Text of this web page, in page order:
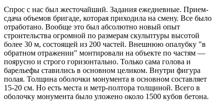
Спрос с нас был жесточайший. Задания ежедневные. Прием-
сдача объемов бригаде, которая приходила на смену. Все было
отработано. Вообще это был абсолютно новый опыт
строительства огромной по размерам скульптуры высотой
более 30 м, состоящей из 200 частей. Внешнюю опалубку "в
обратном отражении" монтировали на объекте по частям —
поярусно и строго горизонтально. Только сама голова и
барельефы ставились в основном целиком. Внутри фигура
полая. Толщина оболочки монумента в основном составляет
15-20 см. Но есть места и метр-полтора толщиной. Всего в
оболочку монумента было уложено около 1500 кубов бетона.